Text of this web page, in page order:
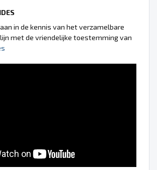
in de kennis van het verzamelbare
met de vriendelijke toestemming van